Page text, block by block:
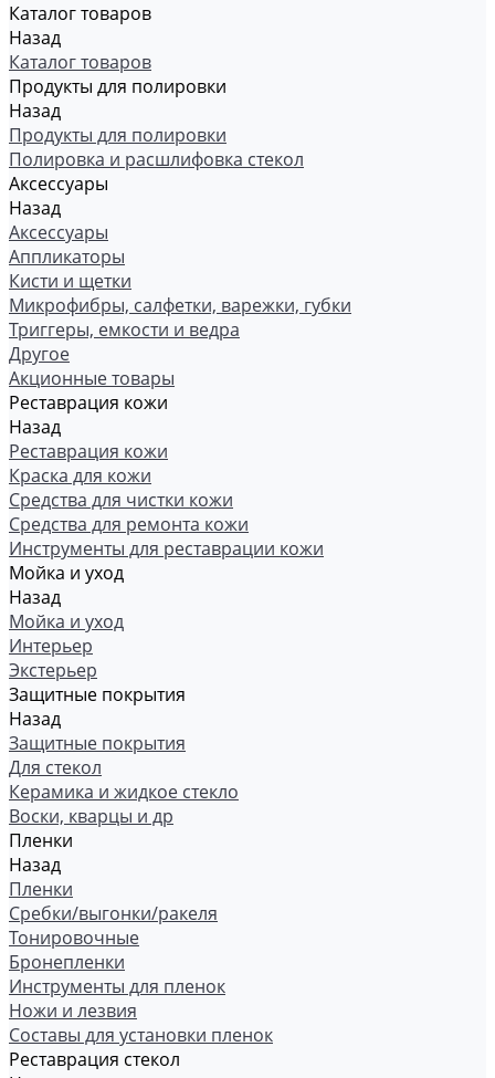
Каталог товаров
Назад
Каталог товаров
Продукты для полировки
Назад
Продукты для полировки
Полировка и расшлифовка стекол
Аксессуары
Назад
Аксессуары
Аппликаторы
Кисти и щетки
Микрофибры, салфетки, варежки, губки
Триггеры, емкости и ведра
Другое
Акционные товары
Реставрация кожи
Назад
Реставрация кожи
Краска для кожи
Средства для чистки кожи
Средства для ремонта кожи
Инструменты для реставрации кожи
Мойка и уход
Назад
Мойка и уход
Интерьер
Экстерьер
Защитные покрытия
Назад
Защитные покрытия
Для стекол
Керамика и жидкое стекло
Воски, кварцы и др
Пленки
Назад
Пленки
Сребки/выгонки/ракеля
Тонировочные
Бронепленки
Инструменты для пленок
Ножи и лезвия
Составы для установки пленок
Реставрация стекол